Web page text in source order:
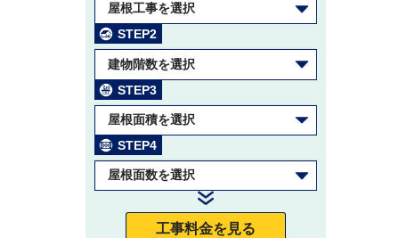
屋根工事を選択
STEP2
建物階数を選択
STEP3
屋根面積を選択
STEP4
屋根面数を選択
工事料金を見る